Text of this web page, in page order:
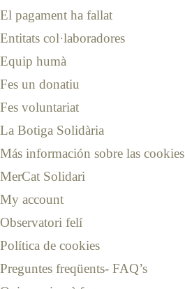
El pagament ha fallat
Entitats col·laboradores
Equip humà
Fes un donatiu
Fes voluntariat
La Botiga Solidària
Más información sobre las cookies
MerCat Solidari
My account
Observatori felí
Política de cookies
Preguntes freqüents- FAQ’s